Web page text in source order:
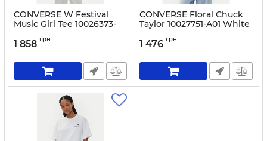
CONVERSE W Festival
Music Girl Tee 10026373-
Артикул:
1 858 грн
CONVERSE Floral Chuck
Taylor 10027751-A01 White
1 476 грн